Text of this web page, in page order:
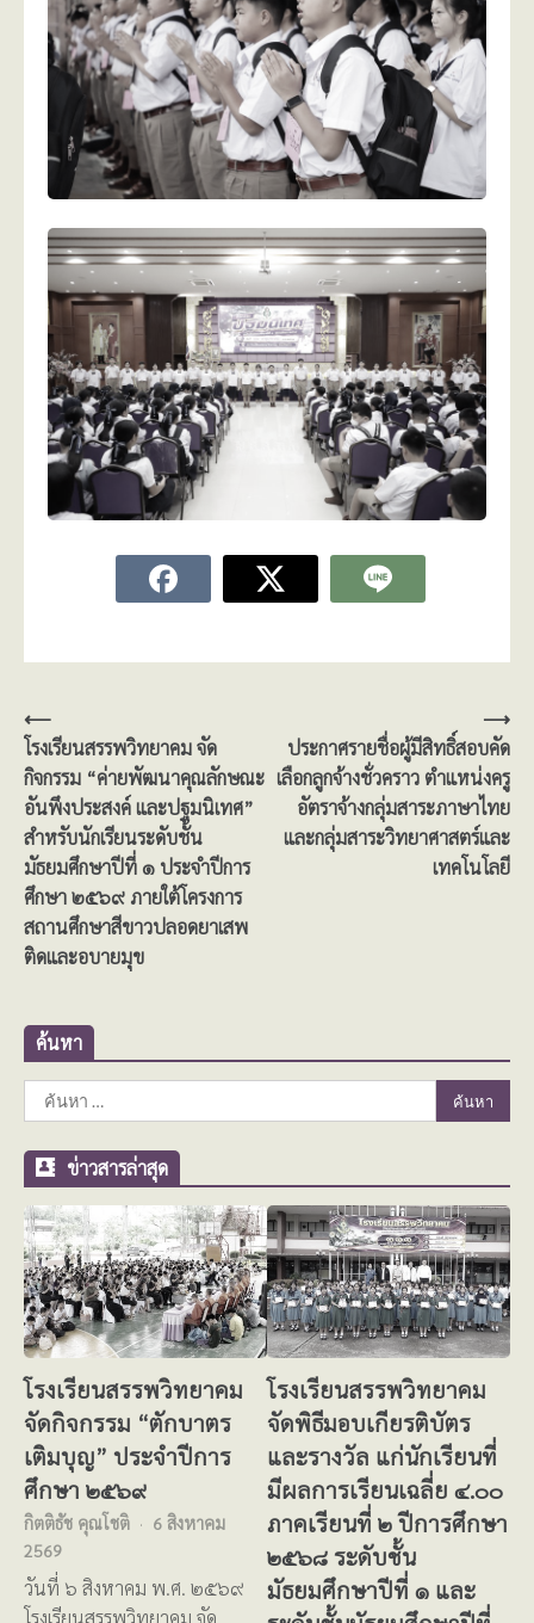
แนะแนว
เรื่อง
⟵
โรงเรียนสรรพวิทยาคม จัด
กิจกรรม “ค่ายพัฒนาคุณลักษณะ
อันพึงประสงค์ และปฐมนิเทศ”
สำหรับนักเรียนระดับชั้น
มัธยมศึกษาปีที่ ๑ ประจำปีการ
ศึกษา ๒๕๖๙ ภายใต้โครงการ
สถานศึกษาสีขาวปลอดยาเสพ
ติดและอบายมุข
ประกาศรายชื่อผู้มีสิทธิ์สอบคัด
เลือกลูกจ้างชั่วคราว ตำแหน่งครู
อัตราจ้างกลุ่มสาระภาษาไทย
และกลุ่มสาระวิทยาศาสตร์และ
เทคโนโลยี
⟶
ค้นหา
ค้นหา
สำหรับ:
ข่าวสารล่าสุด
โรงเรียนสรรพวิทยาคม
จัดกิจกรรม “ตักบาตร
เติมบุญ” ประจำปีการ
ศึกษา ๒๕๖๙
กิตติธัช คุณโชติ
6 สิงหาคม
2569
วันที่ ๖ สิงหาคม พ.ศ. ๒๕๖๙
โรงเรียนสรรพวิทยาคม จัด
โรงเรียนสรรพวิทยาคม
จัดพิธีมอบเกียรติบัตร
และรางวัล แก่นักเรียนที่
มีผลการเรียนเฉลี่ย ๔.๐๐
ภาคเรียนที่ ๒ ปีการศึกษา
๒๕๖๘ ระดับชั้น
มัธยมศึกษาปีที่ ๑ และ